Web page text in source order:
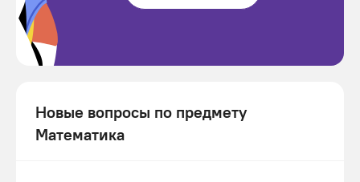
Новые вопросы по предмету
Математика